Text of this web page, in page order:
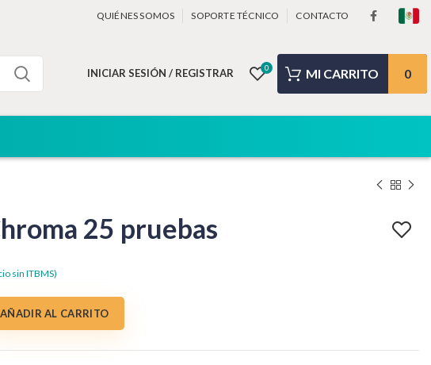
QUIÉNES SOMOS SOPORTE TÉCNICO CONTACTO
INICIAR SESIÓN / REGISTRAR 0 0
25 pruebas
sin ITBMS)
cantidad
AÑADIR AL CARRITO